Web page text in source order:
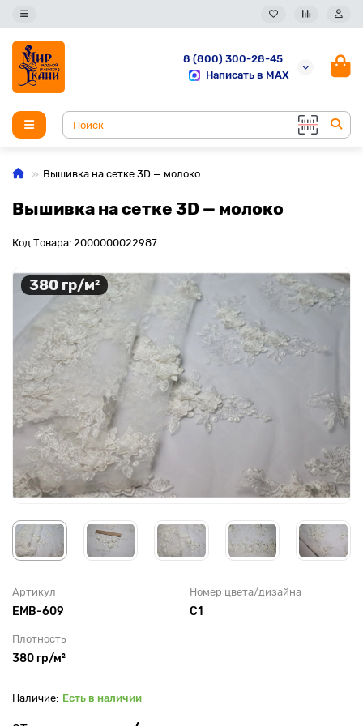
8 (800) 300-28-45
Написать в MAX
Вышивка на сетке 3D — молоко
Вышивка на сетке 3D — молоко
Код Товара: 2000000022987
380 гр/м²
Артикул
EMB-609
Номер цвета/дизайна
С1
Плотность
380 гр/м²
Есть в наличии